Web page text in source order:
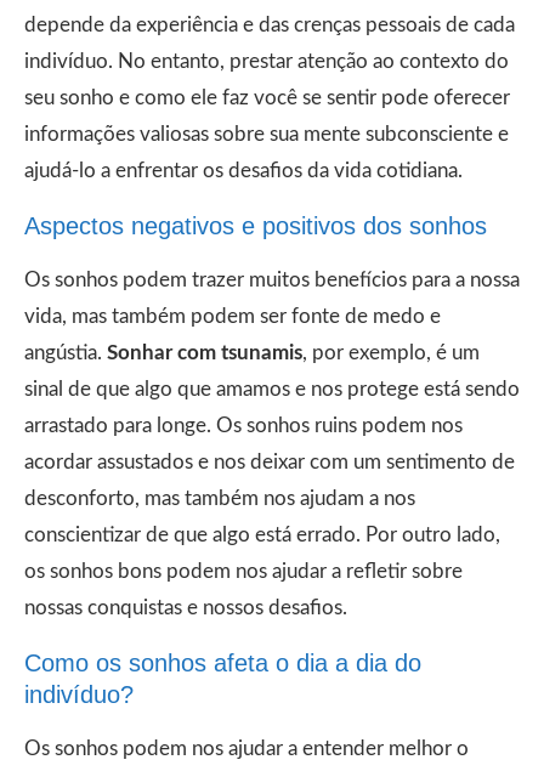
depende da experiência e das crenças pessoais de cada
indivíduo. No entanto, prestar atenção ao contexto do
seu sonho e como ele faz você se sentir pode oferecer
informações valiosas sobre sua mente subconsciente e
ajudá-lo a enfrentar os desafios da vida cotidiana.
Aspectos negativos e positivos dos sonhos
Os sonhos podem trazer muitos benefícios para a nossa
vida, mas também podem ser fonte de medo e
angústia. Sonhar com tsunamis, por exemplo, é um
sinal de que algo que amamos e nos protege está sendo
arrastado para longe. Os sonhos ruins podem nos
acordar assustados e nos deixar com um sentimento de
desconforto, mas também nos ajudam a nos
conscientizar de que algo está errado. Por outro lado,
os sonhos bons podem nos ajudar a refletir sobre
nossas conquistas e nossos desafios.
Como os sonhos afeta o dia a dia do
indivíduo?
Os sonhos podem nos ajudar a entender melhor o